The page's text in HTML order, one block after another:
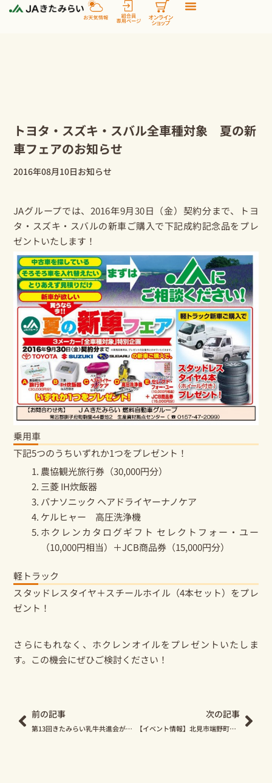
トヨタ・スズキ・スバル全車種対象 夏の新
車フェアのお知らせ
2016年08月10日お知らせ
JAグループでは、2016年9月30日（金）契約分まで、トヨ
タ・スズキ・スバルの新車ご購入で下記成約記念品をプレ
ゼントいたします！
乗用車
下記5つのうちいずれか1つをプレゼント！
農協観光旅行券（30,000円分）
三菱 IH炊飯器
パナソニック ヘアドライヤーナノケア
ケルヒャー 高圧洗浄機
ホクレンカタログギフト セレクトフォー・ユー
（10,000円相当）＋JCB商品券（15,000円分）
軽トラック
スタッドレスタイヤ＋スチールホイル（4本セット）をプレ
ゼント！
さらにもれなく、ホクレンオイルをプレゼントいたしま
す。この機会にぜひご検討ください！
前の記事
第13回きたみらい乳牛共進会が開催されました
次の記事
【イベント情報】北見市端野町で「太陽まつり」が8月21日開催！